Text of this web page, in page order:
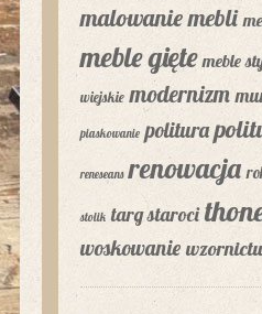
malowanie mebli
meble gięte meble
wiejskie modernizm
piaskowanie politura
reneseans renowacja
stolik targ staroci
woskowanie